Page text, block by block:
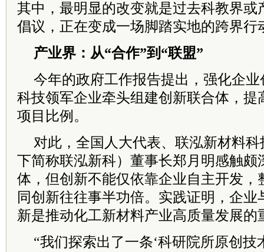
其中，最明显的改变就是过去科教界或
倡议，正在变成一场脚踏实地的跨界行
产业界：从“合作”到“联盟”
今年的政府工作报告提出，强化企
科技领军企业牵头组建创新联合体，提
项目比例。
对此，全国人大代表、联泓新材料
下简称联泓新科）董事长郑月明感触颇
体，但创新不能仅依靠企业自主开发，
同创新往往事半功倍。实践证明，企业
新是推动化工新材料产业高质量发展的
“我们探索出了一条‘科研院所原创